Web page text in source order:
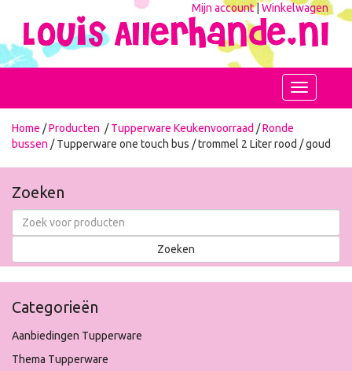
Mijn account|Winkelwagen
Toggle
navigation
Home /Producten /Tupperware Keukenvoorraad /Ronde
bussen / Tupperware one touch bus / trommel 2 Liter rood / goud
Zoeken
Categorieën
Aanbiedingen Tupperware
Thema Tupperware